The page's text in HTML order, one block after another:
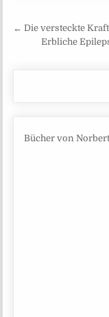
← Die versteckte
Erbliche
Bücher von